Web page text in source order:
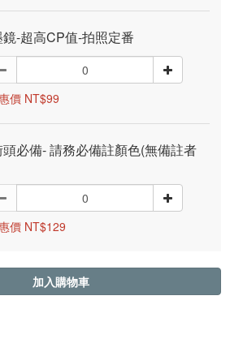
-超高CP值-拍照定番
價 NT$99
必備- 請務必備註顏色(無備註者
價 NT$129
加入購物車